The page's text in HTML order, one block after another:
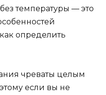
температуры — это
определить
чреваты целым
если вы не